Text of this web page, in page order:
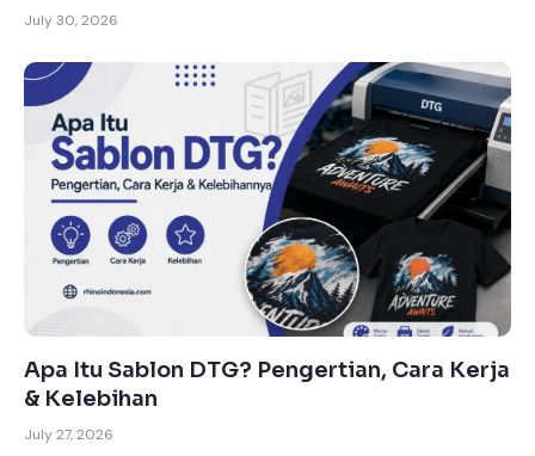
July 30, 2026
Apa Itu Sablon DTG? Pengertian, Cara Kerja
& Kelebihan
July 27, 2026